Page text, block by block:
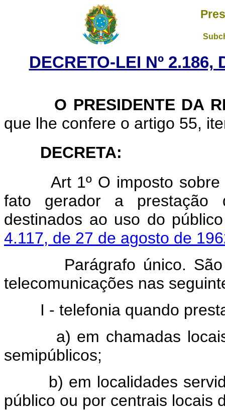
DECRETO-LEI Nº 2.186,
O PRESIDENTE DA
que lhe confere o artigo 55,
DECRETA:
Art 1º O imposto
fato gerador a prestação
destinados ao uso do
4.117, de 27 de agosto de
Parágrafo único. São
telecomunicações nas
I - telefonia quando
a) em chamadas locais
semipúblicos;
b) em localidades
público ou por centrais locais